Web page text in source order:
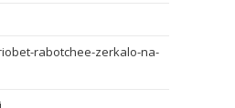
rabotchee-zerkalo-na-